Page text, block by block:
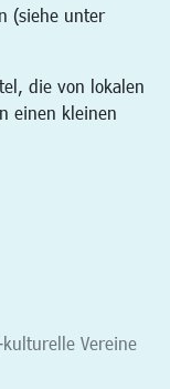
(siehe unter
die von lokalen
einen kleinen
Vereine